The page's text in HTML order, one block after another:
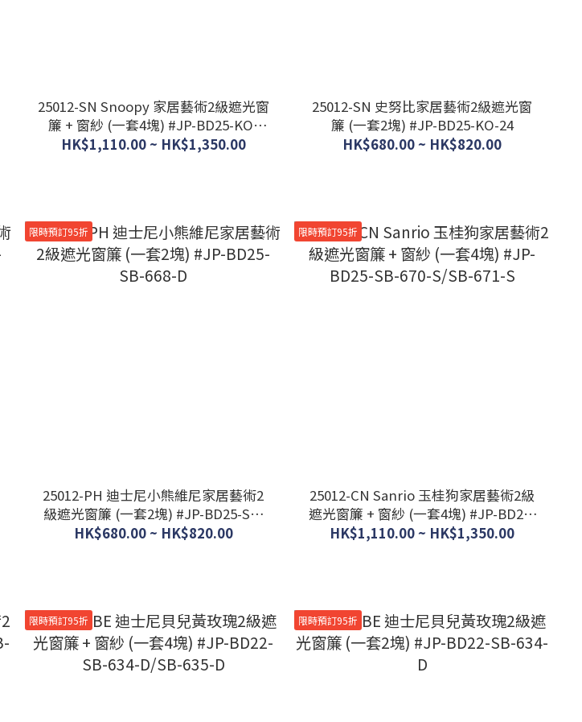
25012-SN Snoopy 家居藝術2級遮光窗
簾 + 窗紗 (一套4塊) #JP-BD25-KO-
24/KO-25
HK$1,110.00 ~ HK$1,350.00
25012-SN 史努比家居藝術2級遮光窗
簾 (一套2塊) #JP-BD25-KO-24
HK$680.00 ~ HK$820.00
限時預訂95折
25012-PH 迪士尼小熊維尼家居藝術2
級遮光窗簾 (一套2塊) #JP-BD25-SB-
668-D
HK$680.00 ~ HK$820.00
限時預訂95折
25012-CN Sanrio 玉桂狗家居藝術2級
遮光窗簾 + 窗紗 (一套4塊) #JP-BD25-
SB-670-S/SB-671-S
HK$1,110.00 ~ HK$1,350.00
限時預訂95折 限時預訂95折